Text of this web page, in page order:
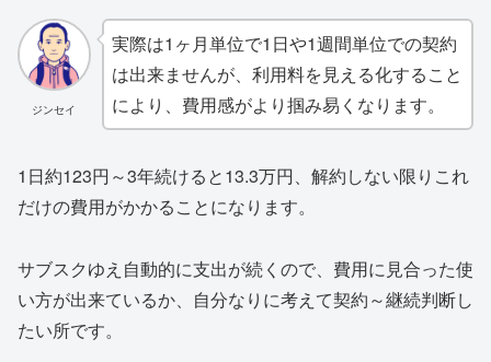
ジンセイ
実際は1ヶ月単位で1日や1週間単位での契約
は出来ませんが、利用料を見える化すること
により、費用感がより掴み易くなります。
1日約123円～3年続けると13.3万円、解約しない限りこれ
だけの費用がかかることになります。
サブスクゆえ自動的に支出が続くので、費用に見合った使
い方が出来ているか、自分なりに考えて契約～継続判断し
たい所です。